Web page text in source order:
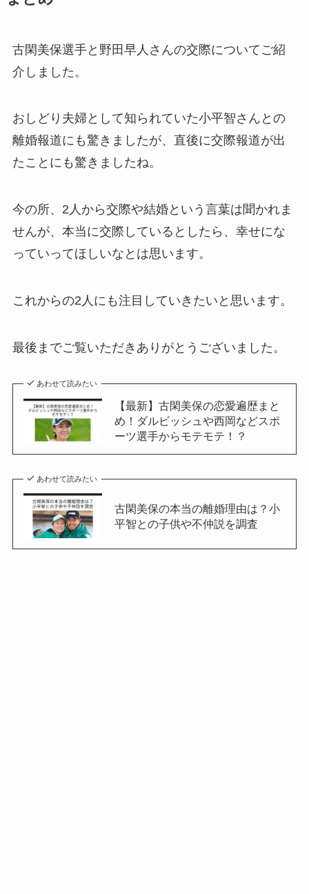
古閑美保選手と野田早人さんの交際についてご紹
介しました。
おしどり夫婦として知られていた小平智さんとの
離婚報道にも驚きましたが、直後に交際報道が出
たことにも驚きましたね。
今の所、2人から交際や結婚という言葉は聞かれま
せんが、本当に交際しているとしたら、幸せにな
っていってほしいなとは思います。
これからの2人にも注目していきたいと思います。
最後までご覧いただきありがとうございました。
あわせて読みたい
【最新】古閑美保の恋愛遍歴まと
め！ダルビッシュや西岡などスポ
ーツ選手からモテモテ！？
あわせて読みたい
古閑美保の本当の離婚理由は？小
平智との子供や不仲説を調査